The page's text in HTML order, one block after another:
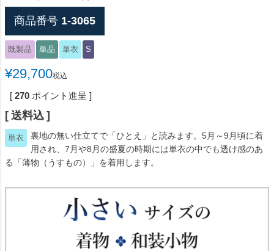
商品番号 1-3065
既製品 単品 単衣 S
¥29,700税込
[ 270 ポイント進呈 ]
送料込
単衣
裏地の無い仕立てで「ひとえ」と読みます。5月～9月頃に着
用され、7月や8月の盛夏の時期には単衣の中でも透け感のあ
る「薄物（うすもの）」を着用します。